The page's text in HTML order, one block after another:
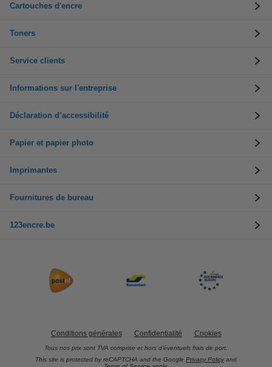
Cartouches d'encre
Toners
Service clients
Informations sur l'entreprise
Déclaration d’accessibilité
Papier et papier photo
Imprimantes
Fournitures de bureau
123encre.be
Conditions générales Confidentialité Cookies
Tous nos prix sont TVA comprise et hors d’éventuels frais de port.
This site is protected by reCAPTCHA and the Google Privacy Policy and